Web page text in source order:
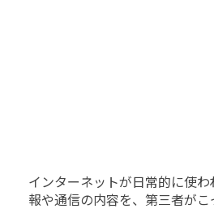
インターネットが日常的に使
報や通信の内容を、第三者が